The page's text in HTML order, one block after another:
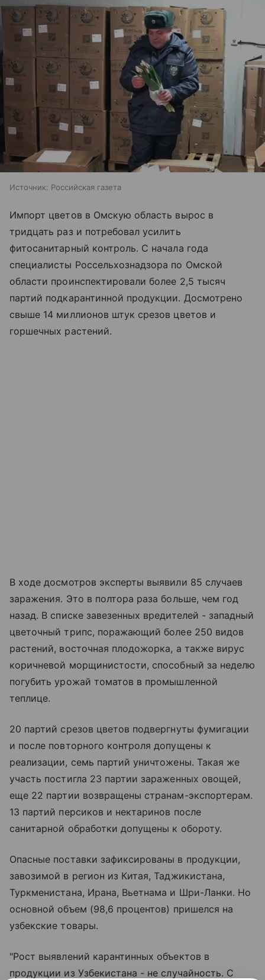
Источник: Российская газета
Импорт цветов в Омскую область вырос в
тридцать раз и потребовал усилить
фитосанитарный контроль. С начала года
специалисты Россельхознадзора по Омской
области проинспектировали более 2,5 тысяч
партий подкарантинной продукции. Досмотрено
свыше 14 миллионов штук срезов цветов и
горшечных растений.
В ходе досмотров эксперты выявили 85 случаев
заражения. Это в полтора раза больше, чем год
назад. В списке завезенных вредителей - западный
цветочный трипс, поражающий более 250 видов
растений, восточная плодожорка, а также вирус
коричневой морщинистости, способный за неделю
погубить урожай томатов в промышленной
теплице.
20 партий срезов цветов подвергнуты фумигации
и после повторного контроля допущены к
реализации, семь партий уничтожены. Такая же
участь постигла 23 партии зараженных овощей,
еще 22 партии возвращены странам-экспортерам.
13 партий персиков и нектаринов после
санитарной обработки допущены к обороту.
Опасные поставки зафиксированы в продукции,
завозимой в регион из Китая, Таджикистана,
Туркменистана, Ирана, Вьетнама и Шри-Ланки. Но
основной объем (98,6 процентов) пришелся на
узбекские товары.
"Рост выявлений карантинных объектов в
продукции из Узбекистана - не случайность. С